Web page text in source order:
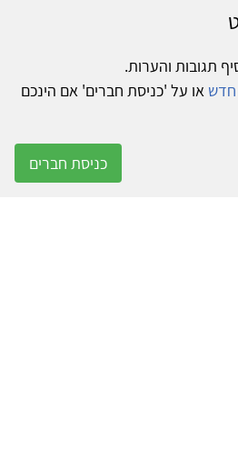
תגובות והערות.
חדש או על 'כניסת חברים' אם הינכם
כניסת חברים